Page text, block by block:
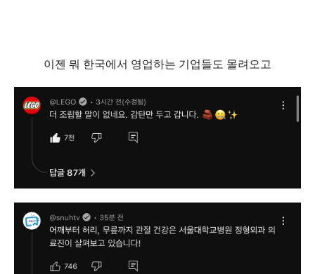
이젠 뭐 한국에서 영업하는 기업들도 몰려오고